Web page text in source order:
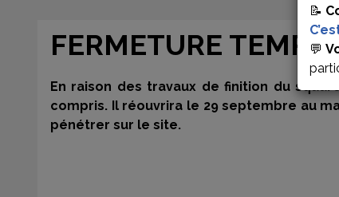
📝
💬
FERMETURE
En raison des travaux de finition du
compris. Il réouvrira le 29 septembre au
pénétrer sur le site.